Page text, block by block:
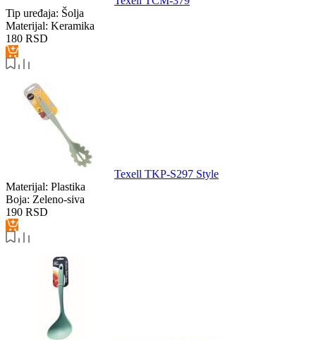
Tip uređaja: Šolja
Materijal: Keramika
180 RSD
Texell TKP-S297 Style
Materijal: Plastika
Boja: Zeleno-siva
190 RSD